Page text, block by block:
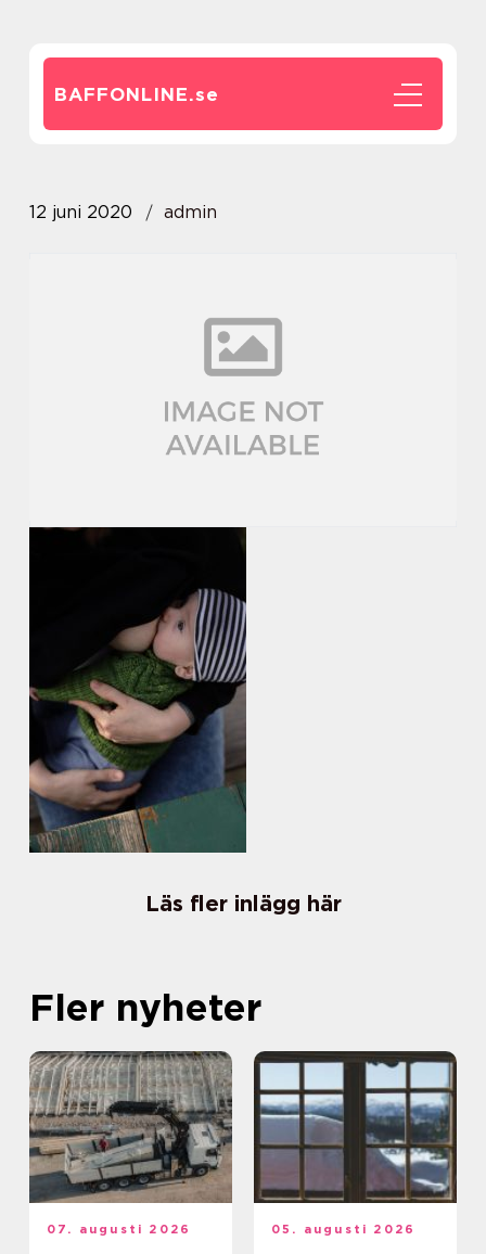
BAFFONLINE.se
12 juni 2020 admin
Läs fler inlägg här
Fler nyheter
07. augusti 2026 05. augusti 2026